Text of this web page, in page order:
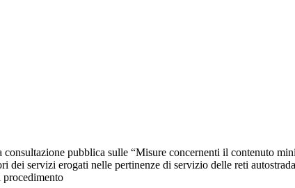
pubblica sulle “Misure concernenti il contenuto
dei servizi erogati nelle pertinenze di servizio delle reti
procedimento